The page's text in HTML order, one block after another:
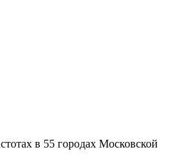
в 55 городах Московской